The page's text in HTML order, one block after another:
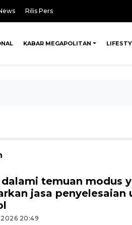
Rilis Pers
KABAR MEGAPOLITAN
dalami temuan modus
jasa penyelesaian
20:49